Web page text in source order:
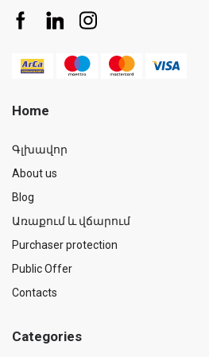
Home
Գլխավոր
About us
Blog
Առաքում և վճարում
Purchaser protection
Public Offer
Contacts
Categories